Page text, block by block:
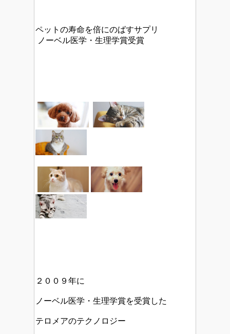
ペットの寿命を倍にのばすサプリ
ノーベル医学・生理学賞受賞
２００９年に
ノーベル医学・生理学賞を受賞した
テロメアのテクノロジー